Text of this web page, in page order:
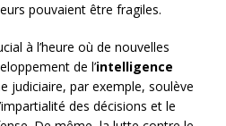
pouvaient être fragiles.
à l’heure où de nouvelles
de l’intelligence
judiciaire, par exemple, soulève
des décisions et le